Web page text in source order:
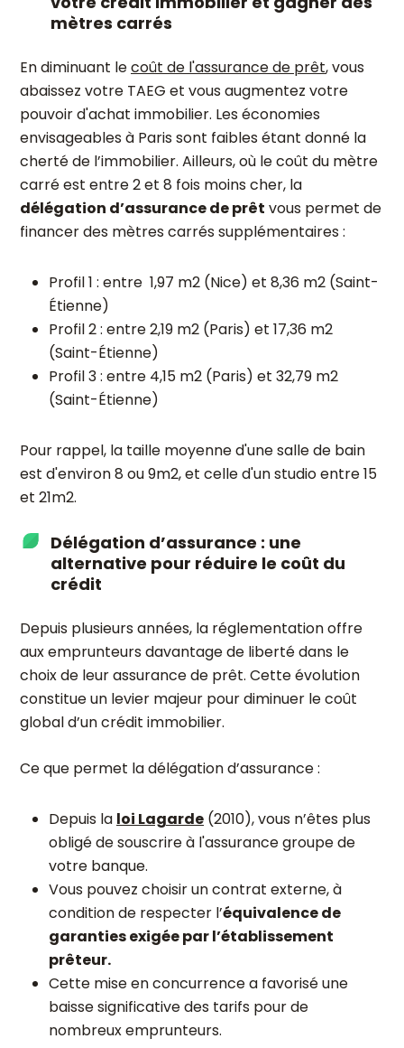
mètres carrés
En diminuant lecoût de l'assurance de prêt, vous
abaissez votre TAEG et vous augmentez votre
pouvoir d'achat immobilier. Les économies
envisageables à Paris sont faibles étant donné la
cherté de l’immobilier. Ailleurs, où le coût du mètre
carré est entre 2 et 8 fois moins cher, la
délégation d’assurance de prêt vous permet de
financer des mètres carrés supplémentaires :
Profil 1 : entre 1,97 m2 (Nice) et 8,36 m2 (Saint-
Étienne)
Profil 2 : entre 2,19 m2 (Paris) et 17,36 m2
(Saint-Étienne)
Profil 3 : entre 4,15 m2 (Paris) et 32,79 m2
(Saint-Étienne)
Pour rappel, la taille moyenne d'une salle de bain
est d'environ 8 ou 9m2, et celle d'un studio entre 15
et 21m2.
Délégation d’assurance : une
alternative pour réduire le coût du
crédit
Depuis plusieurs années, la réglementation offre
aux emprunteurs davantage de liberté dans le
choix de leur assurance de prêt. Cette évolution
constitue un levier majeur pour diminuer le coût
global d’un crédit immobilier.
Ce que permet la délégation d’assurance :
Depuis la loi Lagarde (2010), vous n’êtes plus
obligé de souscrire à l'assurance groupe de
votre banque.
Vous pouvez choisir un contrat externe, à
condition de respecter l’équivalence de
garanties exigée par l’établissement
prêteur.
Cette mise en concurrence a favorisé une
baisse significative des tarifs pour de
nombreux emprunteurs.